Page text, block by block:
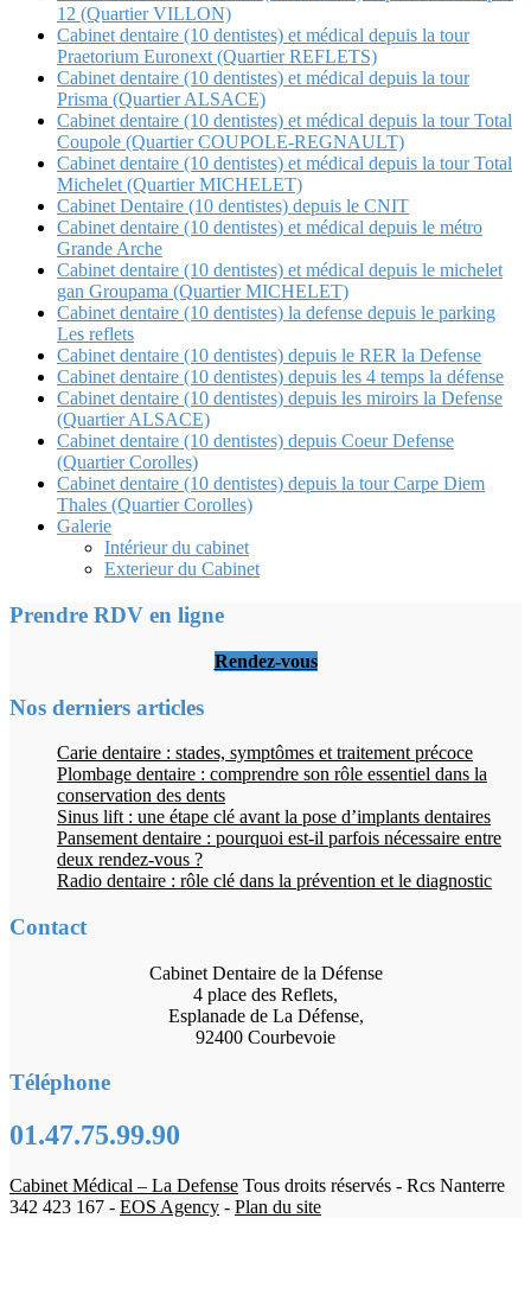
12 (Quartier VILLON)
Cabinet dentaire (10 dentistes) et médical depuis la tour
Praetorium Euronext (Quartier REFLETS)
Cabinet dentaire (10 dentistes) et médical depuis la tour
Prisma (Quartier ALSACE)
Cabinet dentaire (10 dentistes) et médical depuis la tour Total
Coupole (Quartier COUPOLE-REGNAULT)
Cabinet dentaire (10 dentistes) et médical depuis la tour Total
Michelet (Quartier MICHELET)
Cabinet Dentaire (10 dentistes) depuis le CNIT
Cabinet dentaire (10 dentistes) et médical depuis le métro
Grande Arche
Cabinet dentaire (10 dentistes) et médical depuis le michelet
gan Groupama (Quartier MICHELET)
Cabinet dentaire (10 dentistes) la defense depuis le parking
Les reflets
Cabinet dentaire (10 dentistes) depuis le RER la Defense
Cabinet dentaire (10 dentistes) depuis les 4 temps la défense
Cabinet dentaire (10 dentistes) depuis les miroirs la Defense
(Quartier ALSACE)
Cabinet dentaire (10 dentistes) depuis Coeur Defense
(Quartier Corolles)
Cabinet dentaire (10 dentistes) depuis la tour Carpe Diem
Thales (Quartier Corolles)
Galerie
Intérieur du cabinet
Exterieur du Cabinet
Prendre RDV en ligne
Rendez-vous
Nos derniers articles
Carie dentaire : stades, symptômes et traitement précoce
Plombage dentaire : comprendre son rôle essentiel dans la
conservation des dents
Sinus lift : une étape clé avant la pose d’implants dentaires
Pansement dentaire : pourquoi est-il parfois nécessaire entre
deux rendez-vous ?
Radio dentaire : rôle clé dans la prévention et le diagnostic
Contact
Cabinet Dentaire de la Défense
4 place des Reflets,
Esplanade de La Défense,
92400 Courbevoie
Téléphone
01.47.75.99.90
Cabinet Médical – La Defense Tous droits réservés - Rcs Nanterre
342 423 167 - EOS Agency - Plan du site